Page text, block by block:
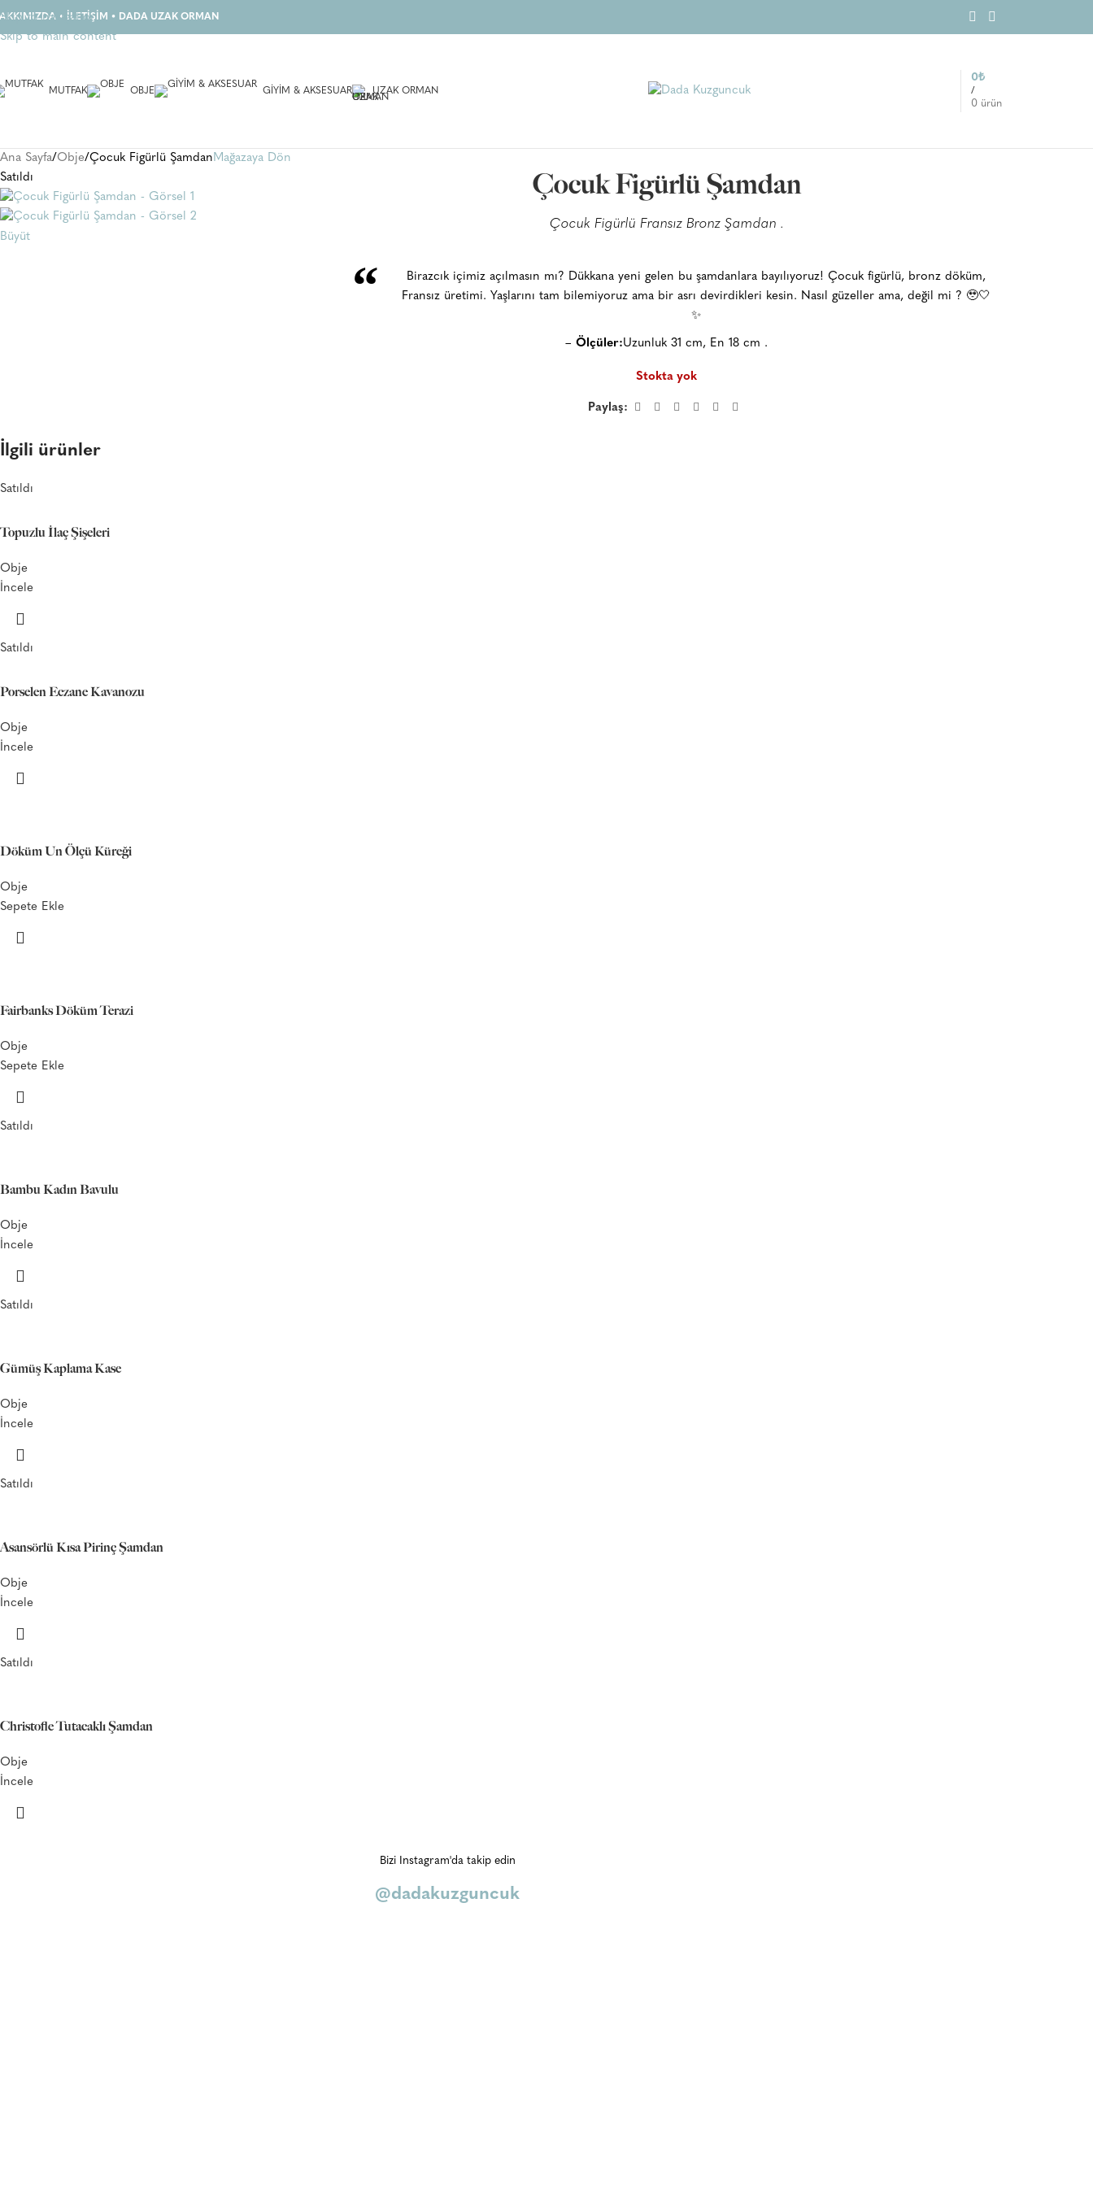
Skip to navigation
Skip to main content
• İLETİŞİM • DADA UZAK ORMAN
MUTFAK OBJE GIYIM & AKSESUAR UZAK ORMAN
0 ürün
/
0₺
Ana Sayfa Obje Çocuk Figürlü ŞamdanMağazaya Dön
Satıldı
Büyüt
Çocuk Figürlü Şamdan
Çocuk Figürlü Fransız Bronz Şamdan .
“
Birazcık içimiz açılmasın mı? Dükkana yeni gelen bu şamdanlara bayılıyoruz! Çocuk figürlü, bronz döküm,
Fransız üretimi. Yaşlarını tam bilemiyoruz ama bir asrı devirdikleri kesin. Nasıl güzeller ama, değil mi ? 🥹🤍
✨
–Ölçüler:Uzunluk 31 cm, En 18 cm .
Stokta yok
Paylaş:
İlgili ürünler
Satıldı
Topuzlu İlaç Şişeleri
Obje
İncele
Satıldı
Porselen Eczane Kavanozu
Obje
İncele
Döküm Un Ölçü Küreği
Obje
Sepete Ekle
Fairbanks Döküm Terazi
Obje
Sepete Ekle
Satıldı
Bambu Kadın Bavulu
Obje
İncele
Satıldı
Gümüş Kaplama Kase
Obje
İncele
Satıldı
Asansörlü Kısa Pirinç Şamdan
Obje
İncele
Satıldı
Christofle Tutacaklı Şamdan
Obje
İncele
Bizi Instagram'da takip edin
@dadakuzguncuk